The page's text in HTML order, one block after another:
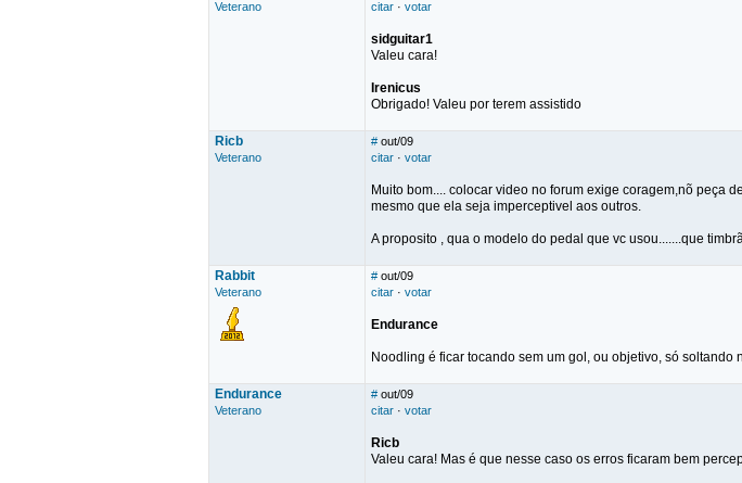
Veterano
citar · votar
sidguitar1
Valeu cara!
Irenicus
Obrigado! Valeu por terem assistido
Ricb
Veterano
# out/09
citar · votar
Muito bom.... colocar video no forum exige coragem,nõ peça
mesmo que ela seja imperceptivel aos outros.
A proposito , qua o modelo do pedal que vc usou.......que
Rabbit
Veterano
# out/09
citar · votar
Endurance
Noodling é ficar tocando sem um gol, ou objetivo, só soltando
Endurance
Veterano
# out/09
citar · votar
Ricb
Valeu cara! Mas é que nesse caso os erros ficaram bem